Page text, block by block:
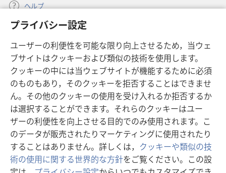
プライバシー設定
ユーザーの利便性を可能な限り向上させるため，当ウェ
ブサイトはクッキーおよび類似の技術を使用します。
クッキーの中には当ウェブサイトが機能するために必須
のものもあり，そのクッキーを拒否することはできませ
ん。その他のクッキーの使用を受け入れるか拒否するか
は選択することができます。それらのクッキーはユー
ザーの利便性を向上させる目的でのみ使用されます。こ
のデータが販売されたりマーケティングに使用されたり
することはありません。詳しくは， クッキーや類似の技
術の使用に関する世界的な方針をご覧ください。この設
ヘルプ
寄付
し
い
タ
ブ
で
開
く）
ものみの塔 オンライン・ライブラリー
（新
し
い
タ
ブ
で
開
く）
JW Hub ®
（新
し
い
タ
ブ
で
開
く）
JW Library ®
Watchtower Library®